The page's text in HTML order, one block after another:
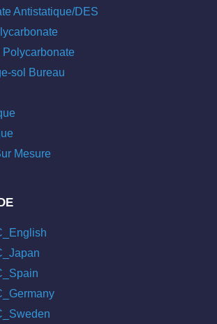
Antistatique/DES
Polycarbonate
sol Bureau
Mesure